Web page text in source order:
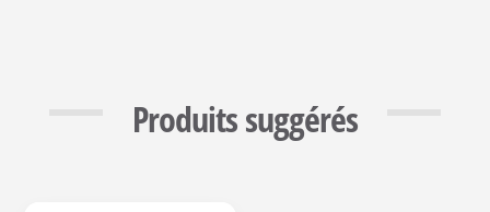
Produits suggérés